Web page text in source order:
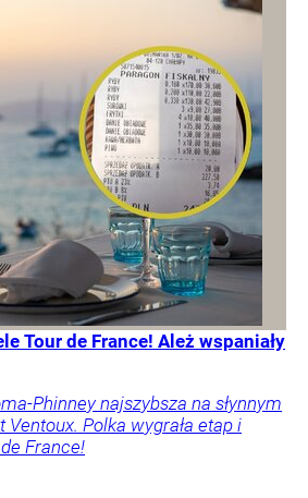
Tour de France! Ależ wspaniały
Phinney najszybsza na słynnym
Polka wygrała etap i
France!